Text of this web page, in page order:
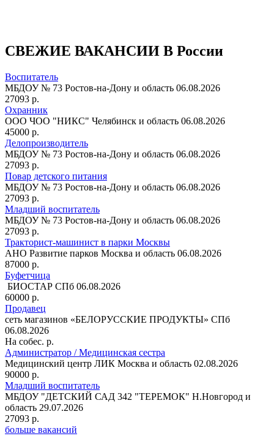
СВЕЖИЕ ВАКАНСИИ В России
Воспитатель
МБДОУ № 73 Ростов-на-Дону и область 06.08.2026
27093 р.
Охранник
ООО ЧОО "НИКС" Челябинск и область 06.08.2026
45000 р.
Делопроизводитель
МБДОУ № 73 Ростов-на-Дону и область 06.08.2026
27093 р.
Повар детского питания
МБДОУ № 73 Ростов-на-Дону и область 06.08.2026
27093 р.
Младший воспитатель
МБДОУ № 73 Ростов-на-Дону и область 06.08.2026
27093 р.
Тракторист-машинист в парки Москвы
АНО Развитие парков Москва и область 06.08.2026
87000 р.
Буфетчица
БИОСТАР СПб 06.08.2026
60000 р.
Продавец
сеть магазинов «БЕЛОРУССКИЕ ПРОДУКТЫ» СПб
06.08.2026
На собес. р.
Администратор / Медицинская сестра
Медицинский центр ЛИК Москва и область 02.08.2026
90000 р.
Младший воспитатель
МБДОУ "ДЕТСКИЙ САД 342 "ТЕРЕМОК" Н.Новгород и
область 29.07.2026
27093 р.
больше вакансий